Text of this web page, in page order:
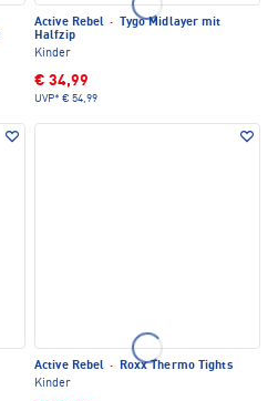
Active Rebel ·
Tygo Midlayer mit
Halfzip
Kinder
€ 34,99
UVP* € 54,99
Active Rebel ·
Roxx Thermo Tights
Kinder